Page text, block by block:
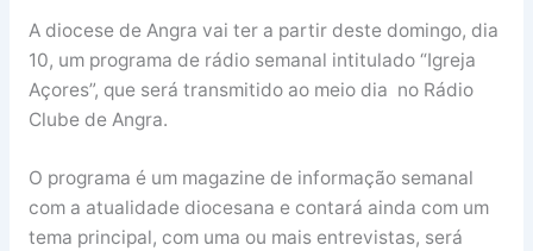
A diocese de Angra vai ter a partir deste domingo, dia
10, um programa de rádio semanal intitulado “Igreja
Açores”, que será transmitido ao meio dia no Rádio
Clube de Angra.
O programa é um magazine de informação semanal
com a atualidade diocesana e contará ainda com um
tema principal, com uma ou mais entrevistas, será